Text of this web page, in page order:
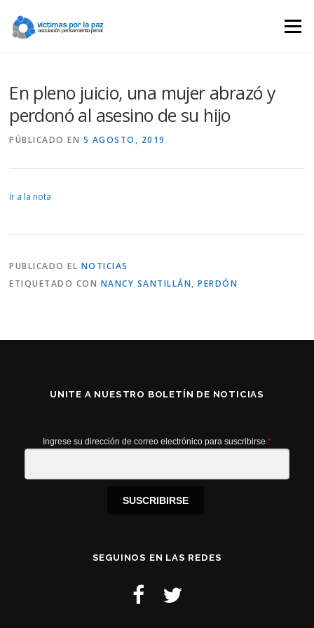
contenido
Menú
En pleno juicio, una mujer abrazó y
perdonó al asesino de su hijo
PÚBLICADO EN 5 AGOSTO, 2019
Ir a la nota
PUBLICADO EL NOTICIAS
ETIQUETADO CON NANCY SANTILLÁN,PERDÓN
UNITE A NUESTRO BOLETÍN DE NOTICIAS
Ingrese su dirección de correo electrónico para suscribirse *
SUSCRIBIRSE
SEGUINOS EN LAS REDES